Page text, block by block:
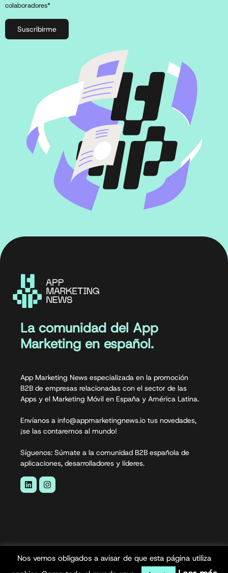
colaboradores*
Suscribirme
La comunidad del App
Marketing en español.
App Marketing News especializada en la promoción
B2B de empresas relacionadas con el sector de las
Apps y el Marketing Móvil en España y América Latina.
Envíanos a info@appmarketingnews.io tus novedades,
¡se las contaremos al mundo!
Síguenos: Súmate a la comunidad B2B española de
aplicaciones, desarrolladores y líderes.
Nos vemos obligados a avisar de que esta página utiliza